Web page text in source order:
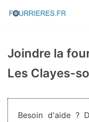
Aller
Joindre la
Les Clayes-
Besoin d'aide ?